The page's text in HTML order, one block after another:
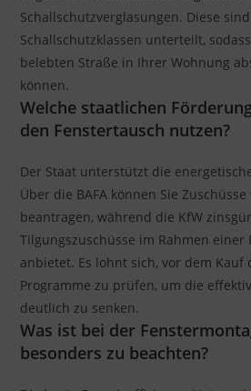
Schallschutzverglasungen. Diese
Schallschutzklassen unterteilt,
belebten Straße in Ihrer Wohnung
können.
Welche staatlichen
den Fenstertausch nutzen?
Der Staat unterstützt die
Über die BAFA können Sie
beantragen, während die KfW
Tilgungszuschüsse im Rahmen
anbietet. Es lohnt sich, vor dem Kauf
Programme zu prüfen, um die
deutlich zu senken.
Was ist bei der
besonders zu beachten?